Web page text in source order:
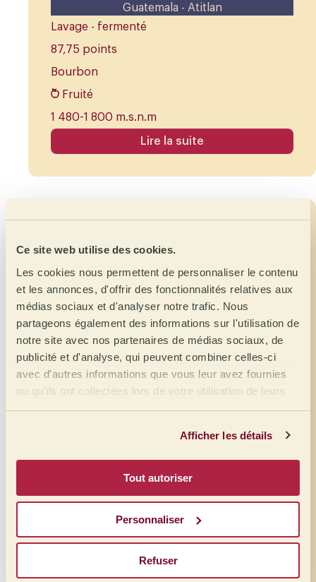
Ce site web utilise des cookies.
Les cookies nous permettent de personnaliser le contenu
et les annonces, d'offrir des fonctionnalités relatives aux
médias sociaux et d'analyser notre trafic. Nous
partageons également des informations sur l'utilisation de
notre site avec nos partenaires de médias sociaux, de
publicité et d'analyse, qui peuvent combiner celles-ci
avec d'autres informations que vous leur avez fournies
ou qu'ils ont collectées lors de votre utilisation de leurs
services.
Afficher les détails
Tout autoriser
Personnaliser
Refuser
Guatemala - Atitlan
Lavage - fermenté
87,75 points
Bourbon
Fruité
1 480-1 800 m.s.n.m
Lire la suite
Meissa AHA
Embarqué
Fruité
1 480-1 800 m.s.n.m
NOUVEAU